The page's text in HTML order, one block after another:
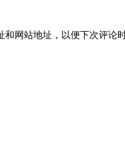
网站地址，以便下次评论时